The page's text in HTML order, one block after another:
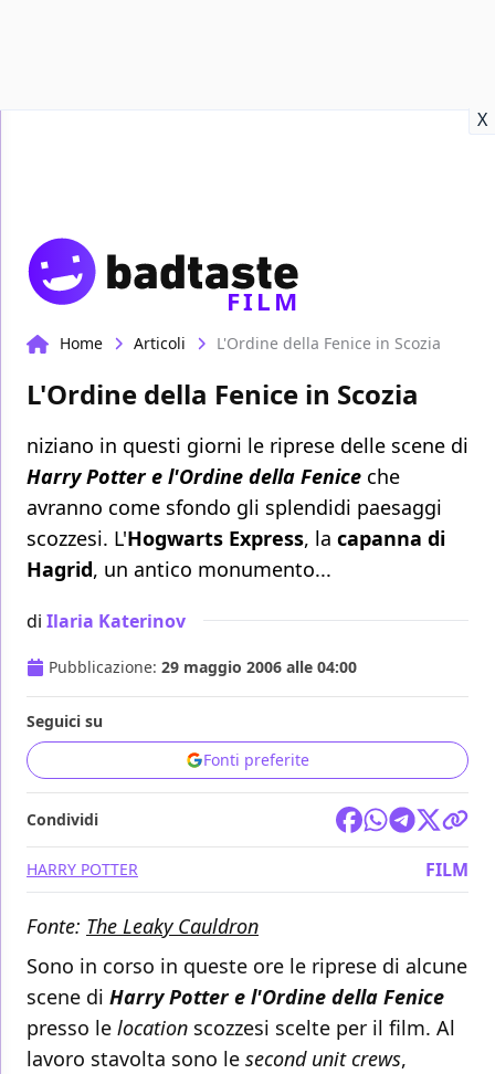
X
FILM
Home Articoli L'Ordine della Fenice in Scozia
L'Ordine della Fenice in Scozia
niziano in questi giorni le riprese delle scene di
Harry Potter e l'Ordine della Fenice che
avranno come sfondo gli splendidi paesaggi
scozzesi. L'Hogwarts Express, la capanna di
Hagrid, un antico monumento...
di Ilaria Katerinov
Pubblicazione: 29 maggio 2006 alle 04:00
Seguici su
Fonti preferite
Condividi
HARRY POTTER FILM
Fonte: The Leaky Cauldron
Sono in corso in queste ore le riprese di alcune
scene di Harry Potter e l'Ordine della Fenice
presso le location scozzesi scelte per il film. Al
lavoro stavolta sono le second unit crews,